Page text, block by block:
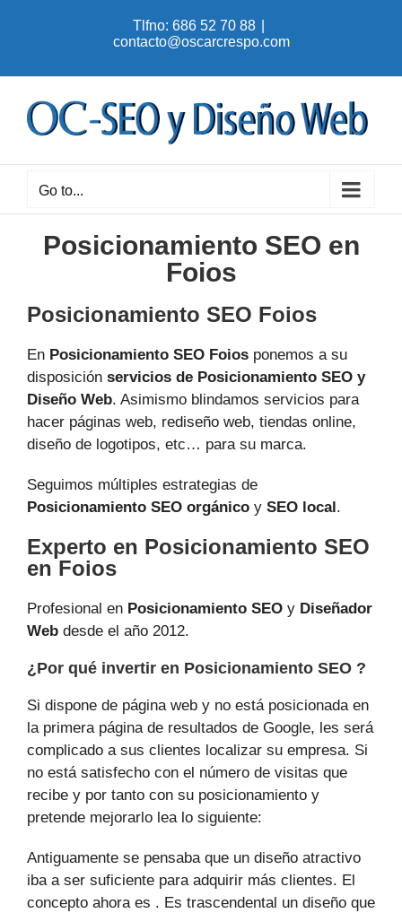
Tlfno: 686 52 70 88
contacto@oscarcrespo.com
Go to...
Posicionamiento SEO en
Foios
Posicionamiento SEO Foios
En Posicionamiento SEO Foios ponemos a su
disposición servicios de Posicionamiento SEO y
Diseño Web. Asimismo blindamos servicios para
hacer páginas web, rediseño web, tiendas online,
diseño de logotipos, etc… para su marca.
Seguimos múltiples estrategias de
Posicionamiento SEO orgánico y SEO local .
Experto en Posicionamiento SEO
en Foios
Profesional en Posicionamiento SEO y Diseñador
Web desde el año 2012.
¿Por qué invertir en Posicionamiento SEO ?
Si dispone de página web y no está posicionada en
la primera página de resultados de Google, les será
complicado a sus clientes localizar su empresa. Si
no está satisfecho con el número de visitas que
recibe y por tanto con su posicionamiento y
pretende mejorarlo lea lo siguiente:
Antiguamente se pensaba que un diseño atractivo
iba a ser suficiente para adquirir más clientes. El
concepto ahora es . Es trascendental un diseño que